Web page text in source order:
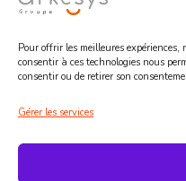
Pour offrir les meilleures
consentir à ces technologies nous
consentir ou de retirer son
Gérer les services